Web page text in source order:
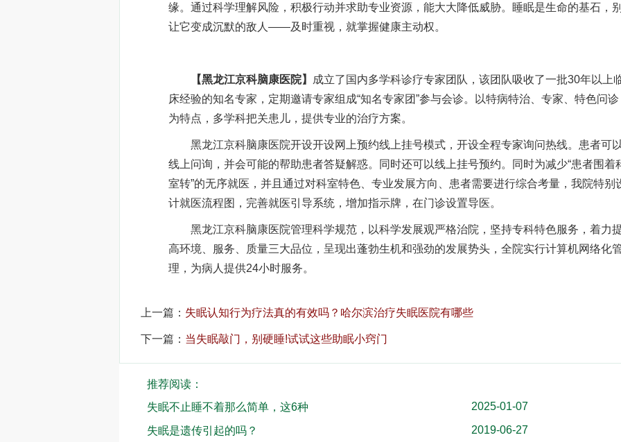
缘。通过科学理解风险，积极行动并求助专业资源，能大大降低威胁。睡眠是生命的基石，别
让它变成沉默的敌人——及时重视，就掌握健康主动权。
【黑龙江京科脑康医院】
成立了国内多学科诊疗专家团队，该团队吸收了一批30年以上
床经验的知名专家，定期邀请专家组成“知名专家团”参与会诊。以特病特治、专家、特色问诊
为特点，多学科把关患儿，提供专业的治疗方案。
黑龙江京科脑康医院开设开设网上预约线上挂号模式，开设全程专家询问热线。患者可以
线上问询，并会可能的帮助患者答疑解惑。同时还可以线上挂号预约。同时为减少“患者围着
室转”的无序就医，并且通过对科室特色、专业发展方向、患者需要进行综合考量，我院特别
计就医流程图，完善就医引导系统，增加指示牌，在门诊设置导医。
黑龙江京科脑康医院管理科学规范，以科学发展观严格治院，坚持专科特色服务，着力
高环境、服务、质量三大品位，呈现出蓬勃生机和强劲的发展势头，全院实行计算机网络化
理，为病人提供24小时服务。
上一篇： 失眠认知行为疗法真的有效吗？哈尔滨治疗失眠医院有哪些
下一篇： 当失眠敲门，别硬睡!试试这些助眠小窍门
推荐阅读：
失眠不止睡不着那么简单，这6种
2025-01-07
失眠是遗传引起的吗？ 2019-06-27